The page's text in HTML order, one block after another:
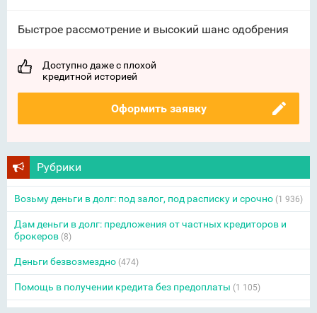
Быстрое рассмотрение и высокий шанс одобрения
Доступно даже с плохой
кредитной историей
Оформить заявку
Рубрики
Возьму деньги в долг: под залог, под расписку и срочно (1 936)
Дам деньги в долг: предложения от частных кредиторов и
брокеров (8)
Деньги безвозмездно (474)
Помощь в получении кредита без предоплаты (1 105)